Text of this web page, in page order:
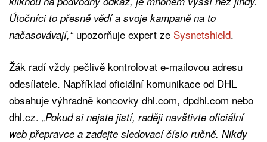
Útočníci to přesně vědí a svoje kampaně na to
načasovávají,“ upozorňuje expert ze Sysnetshield.
Žák radí vždy pečlivě kontrolovat e-mailovou adresu
odesílatele. Například oficiální komunikace od DHL
obsahuje výhradně koncovky dhl.com, dpdhl.com nebo
dhl.cz. „Pokud si nejste jistí, raději navštivte oficiální
web přepravce a zadejte sledovací číslo ručně. Nikdy